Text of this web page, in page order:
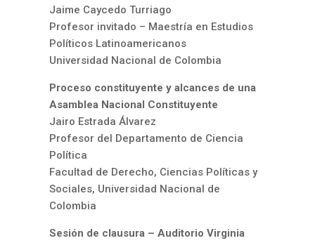
Jaime Caycedo Turriago
Profesor invitado – Maestría en Estudios
Políticos Latinoamericanos
Universidad Nacional de Colombia
Proceso constituyente y alcances de una
Asamblea Nacional Constituyente
Jairo Estrada Álvarez
Profesor del Departamento de Ciencia
Política
Facultad de Derecho, Ciencias Políticas y
Sociales, Universidad Nacional de
Colombia
Sesión de clausura – Auditorio Virginia